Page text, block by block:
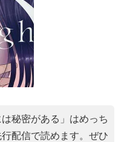
は秘密がある」はめっち
配信で読めます。ぜひ